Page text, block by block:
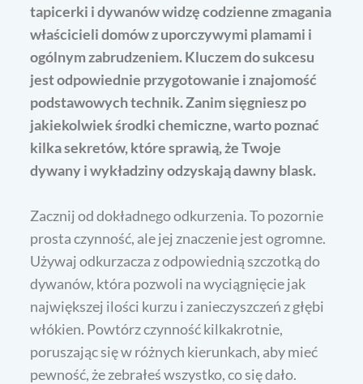
tapicerki i dywanów widzę codzienne zmagania
właścicieli domów z uporczywymi plamami i
ogólnym zabrudzeniem. Kluczem do sukcesu
jest odpowiednie przygotowanie i znajomość
podstawowych technik. Zanim sięgniesz po
jakiekolwiek środki chemiczne, warto poznać
kilka sekretów, które sprawią, że Twoje
dywany i wykładziny odzyskają dawny blask.
Zacznij od dokładnego odkurzenia. To pozornie
prosta czynność, ale jej znaczenie jest ogromne.
Używaj odkurzacza z odpowiednią szczotką do
dywanów, która pozwoli na wyciągnięcie jak
największej ilości kurzu i zanieczyszczeń z głębi
włókien. Powtórz czynność kilkakrotnie,
poruszając się w różnych kierunkach, aby mieć
pewność, że zebrałeś wszystko, co się dało.